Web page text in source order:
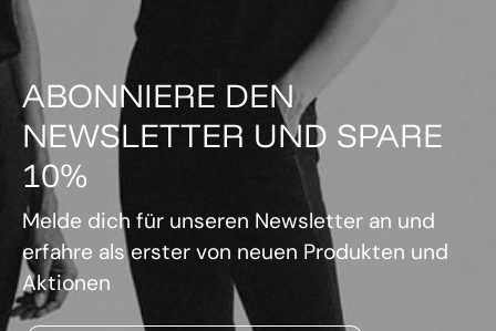
ABONNIERE DEN
NEWSLETTER UND SPARE
10%
Melde dich für unseren Newsletter an und
erfahre als erster von neuen Produkten und
Aktionen